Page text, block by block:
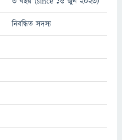
নিবন্ধিত সদস্য